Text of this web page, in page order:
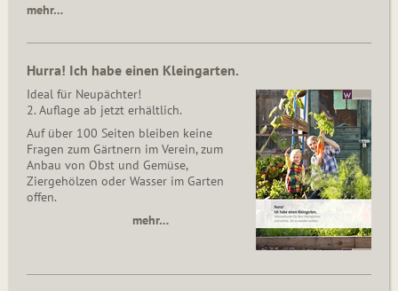
mehr…
Hurra! Ich habe einen Kleingarten.
Ideal für Neupächter!
2. Auflage ab jetzt erhältlich.
Auf über 100 Seiten bleiben keine
Fragen zum Gärtnern im Verein, zum
Anbau von Obst und Gemüse,
Ziergehölzen oder Wasser im Garten
offen.
mehr…